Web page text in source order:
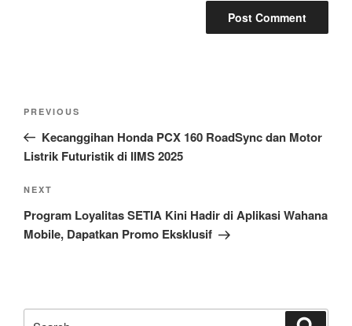
Previous
Post
PREVIOUS
Kecanggihan Honda PCX 160 RoadSync dan Motor
Listrik Futuristik di IIMS 2025
Next
Post
NEXT
Program Loyalitas SETIA Kini Hadir di Aplikasi Wahana
Mobile, Dapatkan Promo Eksklusif